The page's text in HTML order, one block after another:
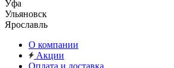
Уфа
Ульяновск
Ярославль
О компании
Акции
Оплата и доставка